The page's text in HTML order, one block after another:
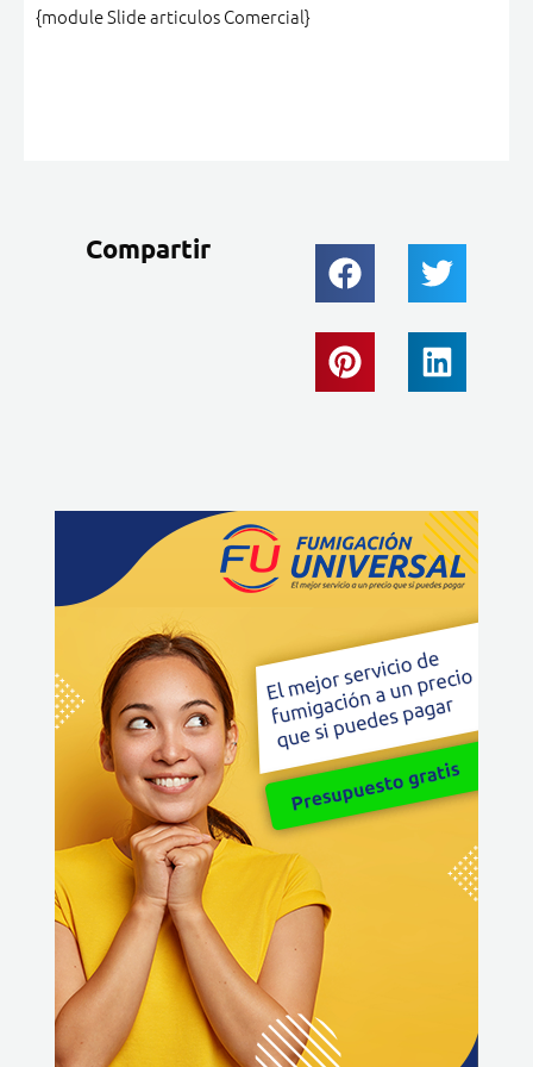
{module Slide articulos Comercial}
Compartir